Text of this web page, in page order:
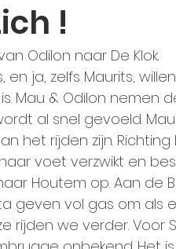
!
Odilon naar De Klok.
en ja, zelfs Maurits,
Mau & Odilon nemen
al snel gevoeld.
het rijden zijn.
voet verzwikt en
Houtem op. Aan de
geven vol gas om
rijden we verder. Voor